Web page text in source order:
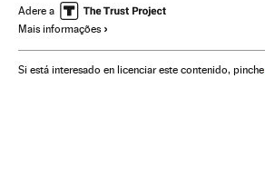
Recessão econômica Protestos sociais
Conjuntura econômica
América Latina
Adere a
Mais informações
Si está interesado en licenciar este contenido, pinche